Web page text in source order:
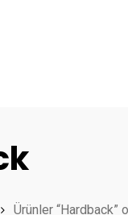
Ürünler “Hardback”